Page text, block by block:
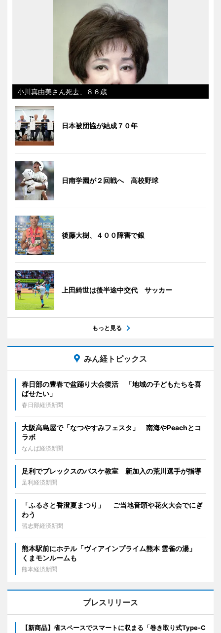
小川真由美さん死去、８６歳
日本被団協が結成７０年
日南学園が２回戦へ 高校野球
後藤大樹、４００障害で銀
上田綺世は後半途中交代 サッカー
もっと見る
みん経トピックス
春日部の豊春で盆踊り大会復活 「地域の子どもたちを喜
ばせたい」
春日部経済新聞
大阪高島屋で「なつやすみフェスタ」 南海やPeachとコ
ラボ
なんば経済新聞
足利でブレックスのバスケ教室 新加入の荒川選手が指導
足利経済新聞
「ふるさと香澄夏まつり」 ご当地音頭や花火大会でにぎ
わう
習志野経済新聞
熊本駅前にホテル「ヴィアインプライム熊本 雲雀の湯」
くまモンルームも
熊本経済新聞
プレスリリース
【新商品】省スペースでスマートに収まる「巻き取り式Type-C